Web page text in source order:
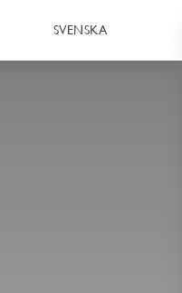
SVENSKA